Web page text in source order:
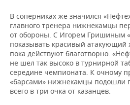
В соперниках же значился
главного тренера нижнекамцы
от обороны. С Игорем Гришиным
показывать красивый атакующий
пока действуют благотворно.
не шел так высоко в турнирной
середине чемпионата. К очному
«барсами» нижнекамцы подошли
всего в три очка от казанцев.